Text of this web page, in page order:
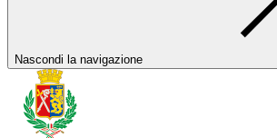
Nascondi la navigazione